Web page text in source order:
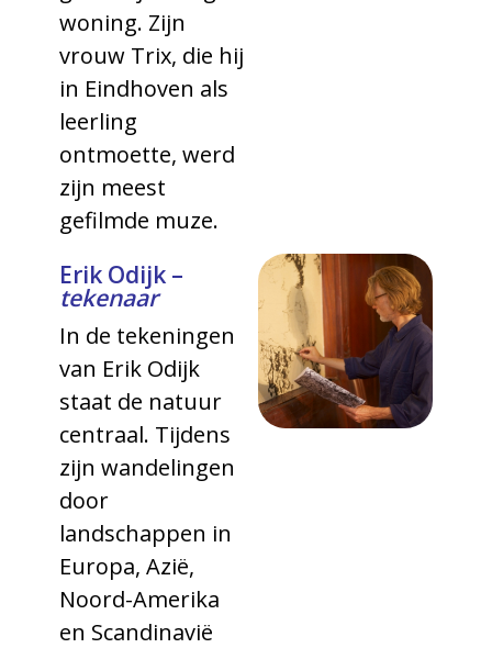
woning. Zijn
vrouw Trix, die hij
in Eindhoven als
leerling
ontmoette, werd
zijn meest
gefilmde muze.
Erik Odijk –
tekenaar
In de tekeningen
van Erik Odijk
staat de natuur
centraal. Tijdens
zijn wandelingen
door
landschappen in
Europa, Azië,
Noord-Amerika
en Scandinavië